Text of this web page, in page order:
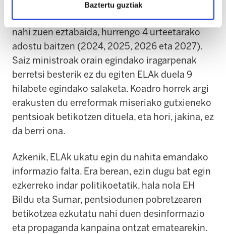
Baztertu guztiak
akordioetako bat izan zela, eta orduan ez zela
nahikoa salatu zuen. Gobernuak gezurretan itxi
nahi zuen eztabaida, hurrengo 4 urteetarako
adostu baitzen (2024, 2025, 2026 eta 2027).
Saiz ministroak orain egindako iragarpenak
berretsi besterik ez du egiten ELAk duela 9
hilabete egindako salaketa. Koadro horrek argi
erakusten du erreformak miseriako gutxieneko
pentsioak betikotzen dituela, eta hori, jakina, ez
da berri ona.
Azkenik, ELAk ukatu egin du nahita emandako
informazio falta. Era berean, ezin dugu bat egin
ezkerreko indar politikoetatik, hala nola EH
Bildu eta Sumar, pentsiodunen pobretzearen
betikotzea ezkutatu nahi duen desinformazio
eta propaganda kanpaina ontzat ematearekin.